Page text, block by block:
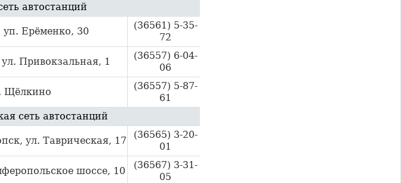
автостанций
уп. Ерёменко, 30
(36561) 5-35-
72
Привокзальная, 1
(36557) 6-04-
06
Щёлкино
(36557) 5-87-
61
сеть автостанций
ул. Таврическая, 17
(36565) 3-20-
01
шоссе, 10
(36567) 3-31-
05